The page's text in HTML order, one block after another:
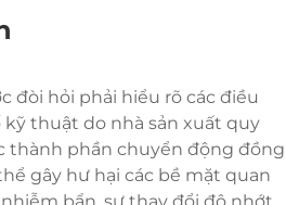
đòi hỏi phải hiểu rõ các điều
thuật do nhà sản xuất quy
thành phần chuyển động đồng
gây hư hại các bề mặt quan